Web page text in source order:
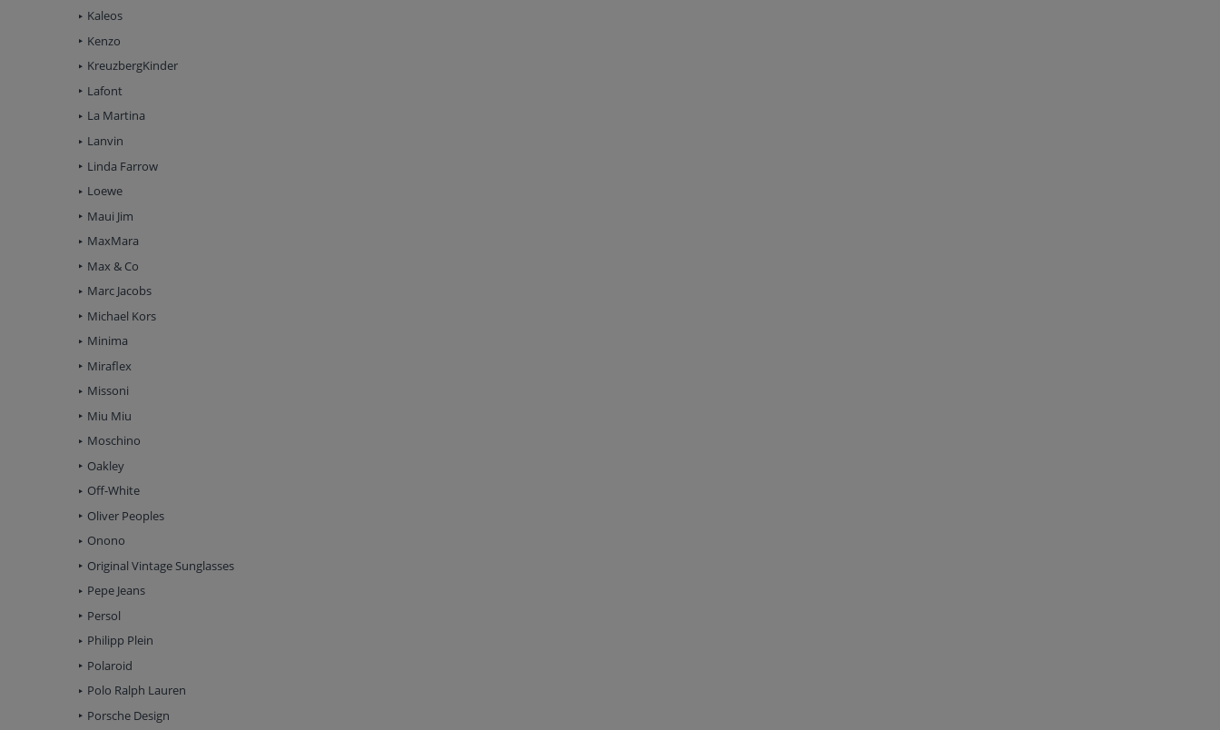
Kaleos
Kenzo
KreuzbergKinder
Lafont
La Martina
Lanvin
Linda Farrow
Loewe
Maui Jim
MaxMara
Max & Co
Marc Jacobs
Michael Kors
Minima
Miraflex
Missoni
Miu Miu
Moschino
Oakley
Off-White
Oliver Peoples
Onono
Original Vintage Sunglasses
Pepe Jeans
Persol
Philipp Plein
Polaroid
Polo Ralph Lauren
Porsche Design